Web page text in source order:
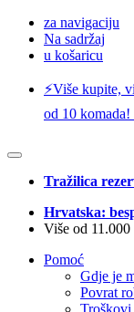
za navigaciju
Na sadržaj
u košaricu
⚡️Više kupite,
od 10 komada!
Tražilica
Hrvatska:
Više od
Pomoć
Gdje je
Povrat
Troškovi